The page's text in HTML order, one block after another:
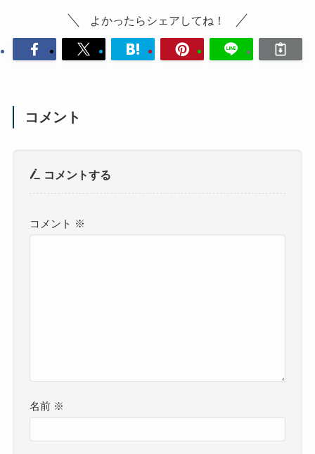
よかったらシェアしてね！
コメント
コメントする
コメント ※
名前 ※